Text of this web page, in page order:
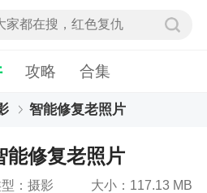
攻略 合集
智能修复老照片
能修复老照片
：摄影
大小：117.13 MB